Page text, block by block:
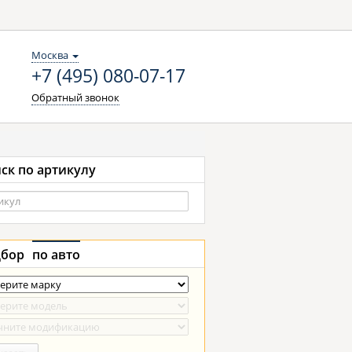
Москва
+7 (495) 080-07-17
Обратный звонок
по артикулу
по авто